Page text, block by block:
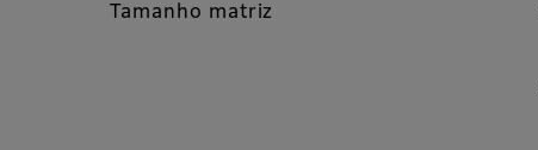
Tamanho matriz